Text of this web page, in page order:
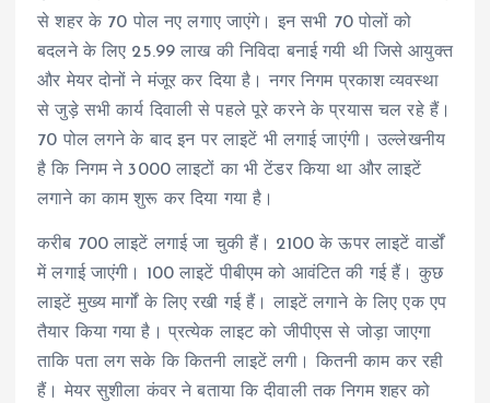
से शहर के 70 पोल नए लगाए जाएंगे। इन सभी 70 पोलों को
बदलने के लिए 25.99 लाख की निविदा बनाई गयी थी जिसे आयुक्त
और मेयर दोनों ने मंजूर कर दिया है। नगर निगम प्रकाश व्यवस्था
से जुड़े सभी कार्य दिवाली से पहले पूरे करने के प्रयास चल रहे हैं।
70 पोल लगने के बाद इन पर लाइटें भी लगाई जाएंगी। उल्लेखनीय
है कि निगम ने 3000 लाइटों का भी टेंडर किया था और लाइटें
लगाने का काम शुरू कर दिया गया है।
करीब 700 लाइटें लगाई जा चुकी हैं। 2100 के ऊपर लाइटें वार्डों
में लगाई जाएंगी। 100 लाइटें पीबीएम को आवंटित की गई हैं। कुछ
लाइटें मुख्य मार्गों के लिए रखी गई हैं। लाइटें लगाने के लिए एक एप
तैयार किया गया है। प्रत्येक लाइट को जीपीएस से जोड़ा जाएगा
ताकि पता लग सके कि कितनी लाइटें लगी। कितनी काम कर रही
हैं। मेयर सुशीला कंवर ने बताया कि दीवाली तक निगम शहर को